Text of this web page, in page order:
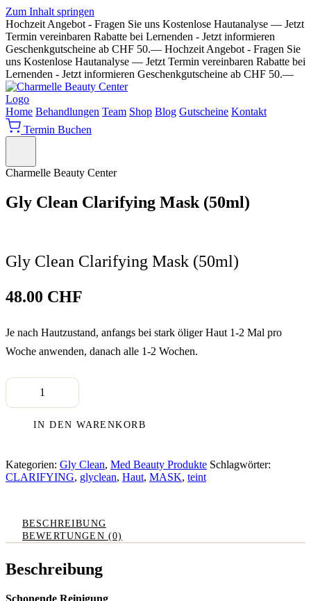
Zum Inhalt springen
Hochzeit Angebot - Fragen Sie uns Kostenlose Hautanalyse — Jetzt
Termin vereinbaren Rabatte bei Lernenden - Jetzt informieren
Geschenkgutscheine ab CHF 50.— Hochzeit Angebot - Fragen Sie
uns Kostenlose Hautanalyse — Jetzt Termin vereinbaren Rabatte bei
Lernenden - Jetzt informieren Geschenkgutscheine ab CHF 50.—
Home Behandlungen Team Shop Blog Gutscheine Kontakt
Termin Buchen
Charmelle Beauty Center
Gly Clean Clarifying Mask (50ml)
Gly Clean Clarifying Mask (50ml)
48.00 CHF
Je nach Hautzustand, anfangs bei stark öliger Haut 1-2 Mal pro
Woche anwenden, danach alle 1-2 Wochen.
Gly
Clarifying
IN DEN WARENKORB
Kategorien: Gly Clean, Med Beauty Produkte Schlagwörter:
CLARIFYING, glyclean, Haut, MASK, teint
BESCHREIBUNG
BEWERTUNGEN (0)
Beschreibung
Schonende Reinigung